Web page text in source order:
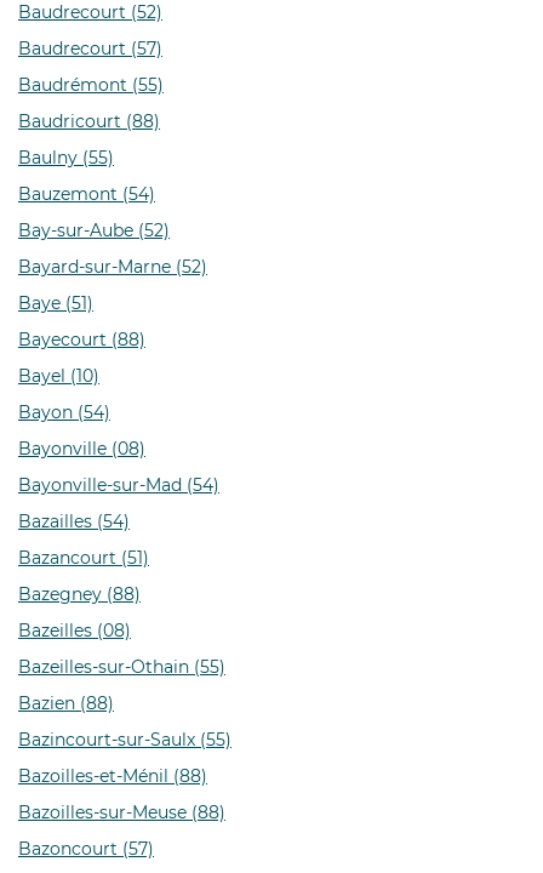
Baudrecourt (52)
Baudrecourt (57)
Baudrémont (55)
Baudricourt (88)
Baulny (55)
Bauzemont (54)
Bay-sur-Aube (52)
Bayard-sur-Marne (52)
Baye (51)
Bayecourt (88)
Bayel (10)
Bayon (54)
Bayonville (08)
Bayonville-sur-Mad (54)
Bazailles (54)
Bazancourt (51)
Bazegney (88)
Bazeilles (08)
Bazeilles-sur-Othain (55)
Bazien (88)
Bazincourt-sur-Saulx (55)
Bazoilles-et-Ménil (88)
Bazoilles-sur-Meuse (88)
Bazoncourt (57)